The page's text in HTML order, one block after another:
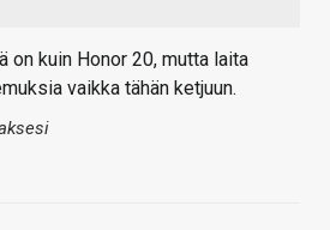
on kuin Honor 20, mutta laita
vaikka tähän ketjuun.